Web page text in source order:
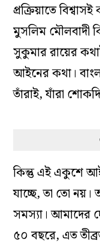
প্রক্রিয়াতে
মুসলিম মৌলবাদী
সুকুমার রায়ের
আইনের কথা।
তাঁরাই, যাঁরা
কিন্তু এই একুশে
যাচ্ছে, তা তো নয়।
সমস্যা। আমাদের
৫০ বছরে, এত